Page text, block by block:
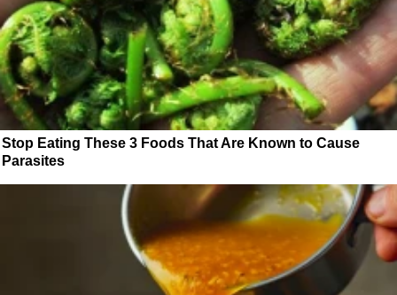
Stop Eating These 3 Foods That Are Known to Cause
Parasites